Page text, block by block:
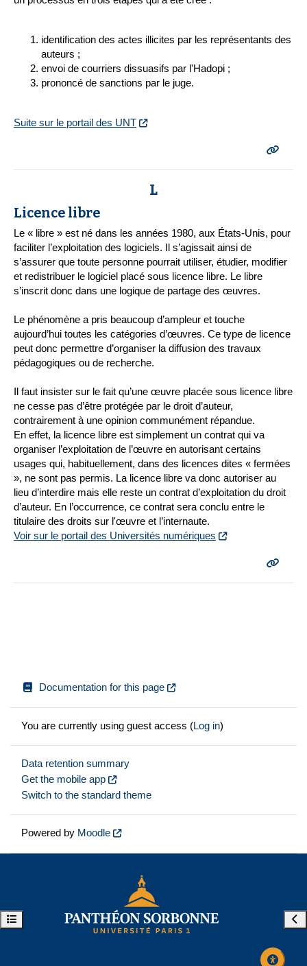
Open course index
identification des actes illicites par les représentants des
auteurs ;
envoi de courriers dissuasifs par l'Hadopi ;
prononcé de sanctions par le juge.
Suite sur le portail des UNT
L
Licence libre
Le « libre » est né dans les années 1980, aux États-Unis, pour
faciliter l’exploitation des logiciels. Il s’agissait ainsi de
s’assurer que toute personne pourrait utiliser, étudier, modifier
et redistribuer le logiciel placé sous licence libre. Le libre
s’inscrit donc dans une logique de partage des œuvres.
Le phénomène a pris beaucoup d’ampleur et touche
aujourd’hui toutes les catégories d’œuvres. Ce type de licence
peut donc permettre d’organiser la diffusion des travaux
pédagogiques ou de recherche.
Il faut insister sur le fait qu’une œuvre placée sous licence libre
ne cesse pas d’être protégée par le droit d’auteur,
contrairement à une opinion communément répandue.
En effet, la licence libre est simplement un contrat qui va
organiser l’exploitation de l’œuvre en autorisant certains
usages qui, habituellement, dans des licences dites « fermées
», ne sont pas permis. La licence libre va donc autoriser au
lieu d’interdire mais elle reste un contrat d’exploitation du droit
d’auteur. En l’occurrence, ce contrat sera conclu entre le
titulaire des droits sur l'œuvre et l’internaute.
Voir sur le portail des Universités numériques
Documentation for this page
You are currently using guest access (Log in)
Data retention summary
Get the mobile app
Switch to the standard theme
Powered by Moodle